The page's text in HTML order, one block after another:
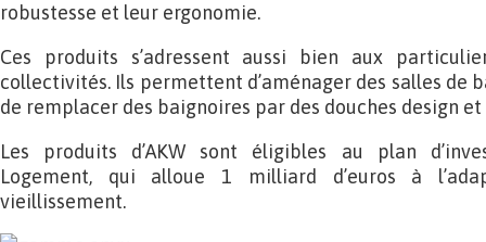
robustesse et leur ergonomie.
Ces produits s’adressent aussi bien aux
collectivités. Ils permettent d’aménager des salles de
de remplacer des baignoires par des douches design et
Les produits d’AKW sont éligibles au plan
Logement, qui alloue 1 milliard d’euros à
vieillissement.